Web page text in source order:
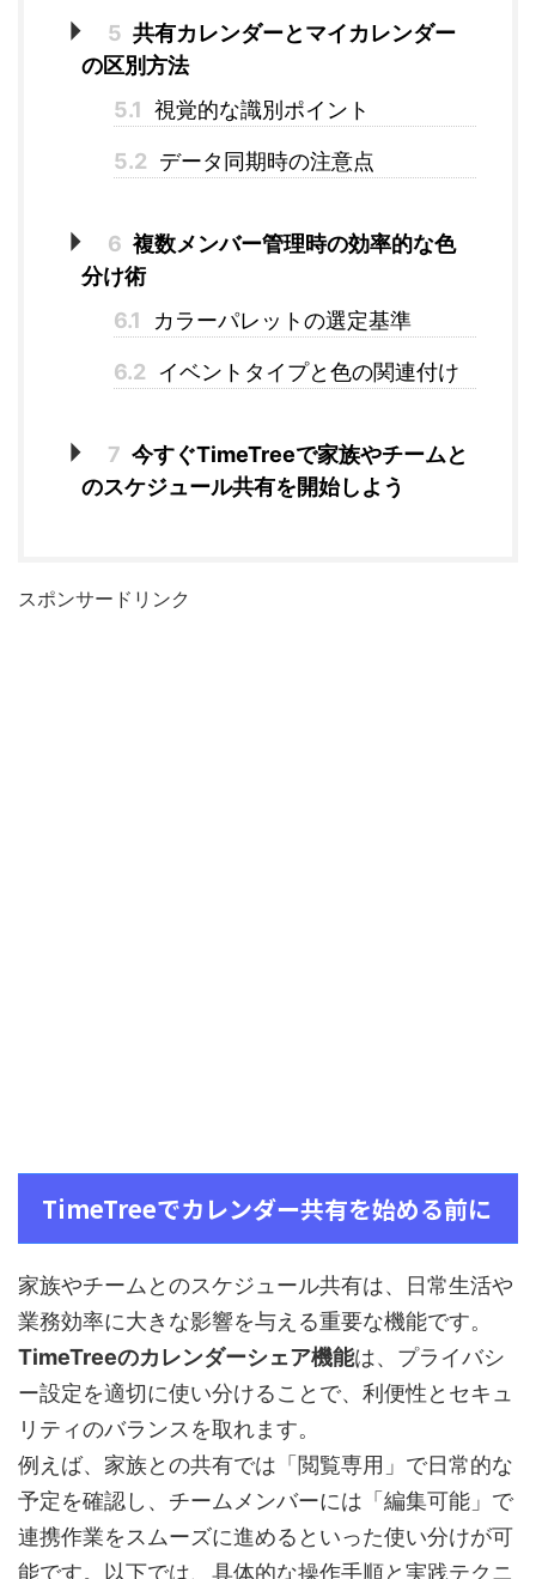
5 共有カレンダーとマイカレンダー
の区別方法
5.1 視覚的な識別ポイント
5.2 データ同期時の注意点
6 複数メンバー管理時の効率的な色
分け術
6.1
カラーパレットの選定基準
6.2 イベントタイプと色の関連付け
7 今すぐTimeTreeで家族やチームと
のスケジュール共有を開始しよう
スポンサードリンク
TimeTreeでカレンダー共有を始める前に
家族やチームとのスケジュール共有は、日常生活や
業務効率に大きな影響を与える重要な機能です。
TimeTreeのカレンダーシェア機能は、プライバシ
ー設定を適切に使い分けることで、利便性とセキュ
リティのバランスを取れます。
例えば、家族との共有では「閲覧専用」で日常的な
予定を確認し、チームメンバーには「編集可能」で
連携作業をスムーズに進めるといった使い分けが可
能です。以下では、具体的な操作手順と実践テクニ